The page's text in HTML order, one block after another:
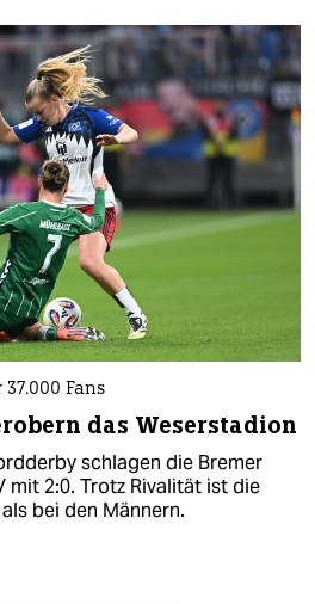
Fans
das Weserstadion
schlagen die Bremer
mit 2:0. Trotz Rivalität ist die
bei den Männern.